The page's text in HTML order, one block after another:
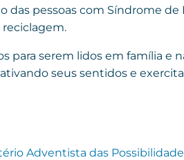
pessoas com Síndrome
para serem lidos em família e
seus sentidos e
Adventista das